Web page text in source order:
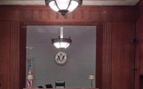
FILODIRITTO REDAZIONE COMITATO SCIENTIFICO
LIBRI